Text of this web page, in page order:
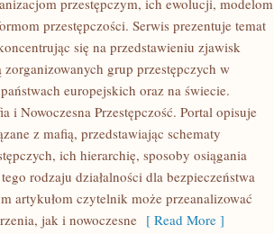
przestępczym, ich ewolucji, modelom
przestępczości. Serwis prezentuje temat
się na przedstawieniu zjawisk
zorganizowanych grup przestępczych w
europejskich oraz na świecie.
i Nowoczesna Przestępczość. Portal opisuje
z mafią, przedstawiając schematy
ich hierarchię, sposoby osiągania
rodzaju działalności dla bezpieczeństwa
artykułom czytelnik może przeanalizować
jak i nowoczesne [ Read More ]